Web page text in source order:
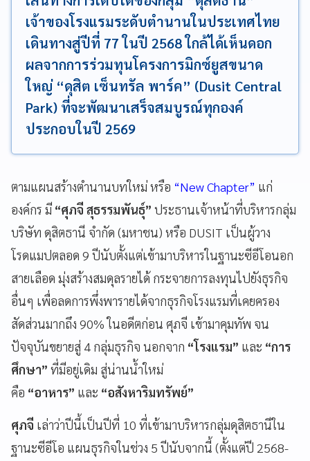
เจ้าของโรงแรมระดับตำนานในประเทศไทย
เดินทางสู่ปีที่ 77 ในปี 2568 ใกล้ได้เห็นดอก
ผลจากการร่วมทุนโครงการมิกซ์ยูสขนาด
ใหญ่ “ดุสิต เซ็นทรัล พาร์ค” (Dusit Central
Park) ที่จะพัฒนาเสร็จสมบูรณ์ทุกองค์
ประกอบในปี 2569
ตามแผนสร้างตำนานบทใหม่ หรือ “New Chapter” แก่
องค์กร มี “ศุภจี สุธรรมพันธุ์” ประธานเจ้าหน้าที่บริหารกลุ่ม
บริษัท ดุสิตธานี จำกัด (มหาชน) หรือ DUSIT เป็นผู้วาง
โรดแมปตลอด 9 ปีนับตั้งแต่เข้ามาบริหารในฐานะซีอีโอนอก
สายเลือด มุ่งสร้างสมดุลรายได้ กระจายการลงทุนไปยังธุรกิจ
อื่นๆ เพื่อลดการพึ่งพารายได้จากธุรกิจโรงแรมที่เคยครอง
สัดส่วนมากถึง 90% ในอดีตก่อน ศุภจี เข้ามาคุมทัพ จน
ปัจจุบันขยายสู่ 4 กลุ่มธุรกิจ นอกจาก “โรงแรม” และ “การ
ศึกษา” ที่มีอยู่เดิม สู่น่านน้ำใหม่
คือ “อาหาร” และ “อสังหาริมทรัพย์”
ศุภจี เล่าว่าปีนี้เป็นปีที่ 10 ที่เข้ามาบริหารกลุ่มดุสิตธานีใน
ฐานะซีอีโอ แผนธุรกิจในช่วง 5 ปีนับจากนี้ (ตั้งแต่ปี 2568-